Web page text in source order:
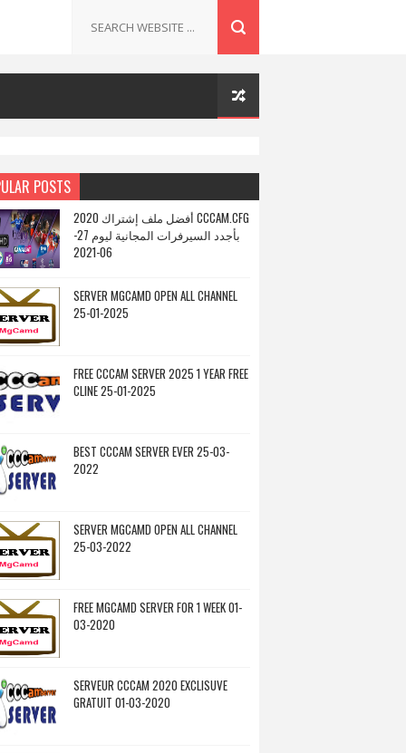
POSTS
أفضل ملف إشتراك 2020 CCCAM.CFG
بأجدد السيرفرات المجانية ليوم 27-
06-2021
SERVER MGCAMD OPEN ALL CHANNEL
25-01-2025
FREE CCCAM SERVER 2025 1 YEAR FREE
CLINE 25-01-2025
BEST CCCAM SERVER EVER 25-03-
2022
SERVER MGCAMD OPEN ALL CHANNEL
25-03-2022
FREE MGCAMD SERVER FOR 1 WEEK 01-
03-2020
SERVEUR CCCAM 2020 EXCLISUVE
GRATUIT 01-03-2020